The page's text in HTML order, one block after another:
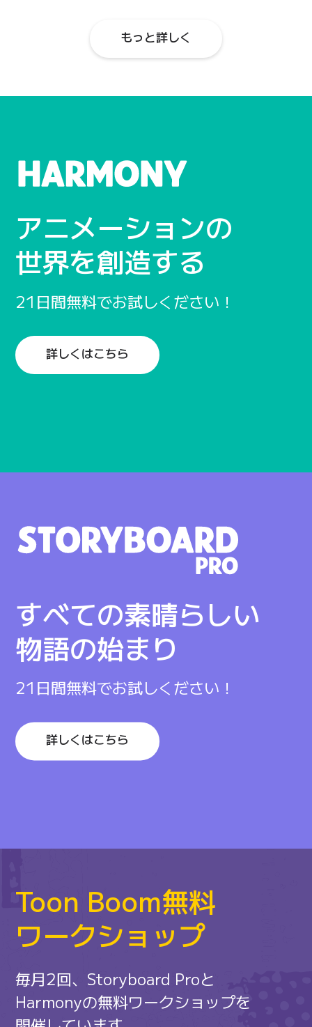
もっと詳しく
アニメーションの
世界を創造する
21日間無料でお試しください！
詳しくはこちら
すべての素晴らしい
物語の始まり
21日間無料でお試しください！
詳しくはこちら
Toon Boom無料
ワークショップ
毎月2回、Storyboard Proと
Harmonyの無料ワークショップを